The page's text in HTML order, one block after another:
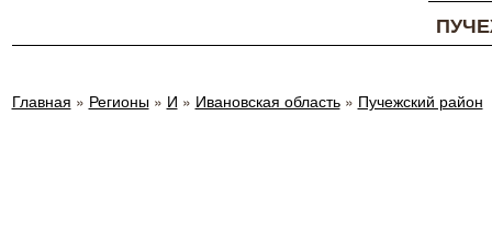
Главная » Регионы» И » Ивановская область» Пучежский район